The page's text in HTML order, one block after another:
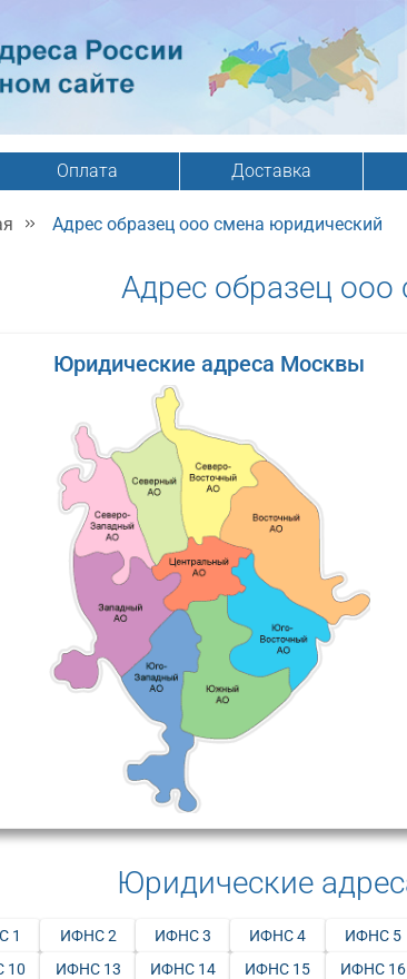
Оплата Доставка
Адрес образец ооо смена юридический
Адрес образец
Юридические адреса Москвы
Юридические
1 ИФНС 2 ИФНС 3 ИФНС 4 ИФНС 5
10
ИФНС 13 ИФНС 14 ИФНС 15 ИФНС 16